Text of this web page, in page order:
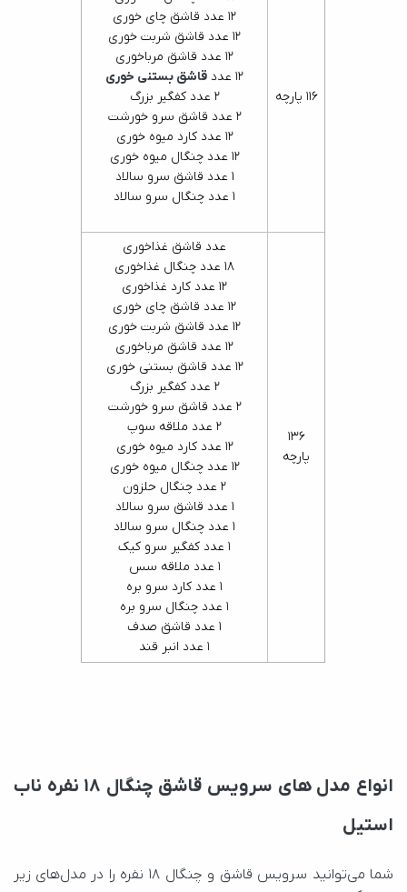
116 پارچه
12 عدد قاشق چای خوری
12 عدد قاشق شربت خوری
12 عدد قاشق مرباخوری
12 عدد
قاشق بستنی خوری
2 عدد کفگیر بزرگ
2 عدد قاشق سرو خورشت
12 عدد کارد میوه خوری
12 عدد چنگال میوه خوری
1 عدد قاشق سرو سالاد
1 عدد چنگال سرو سالاد
136
پارچه
عدد قاشق غذاخوری
18 عدد چنگال غذاخوری
12 عدد کارد غذاخوری
12 عدد قاشق چای خوری
12 عدد قاشق شربت خوری
12 عدد قاشق مرباخوری
12 عدد قاشق بستنی خوری
2 عدد کفگیر بزرگ
2 عدد قاشق سرو خورشت
2 عدد ملاقه سوپ
12 عدد کارد میوه خوری
12 عدد چنگال میوه خوری
2 عدد چنگال حلزون
1 عدد قاشق سرو سالاد
1 عدد چنگال سرو سالاد
1 عدد کفگیر سرو کیک
1 عدد ملاقه سس
1 عدد کارد سرو بره
1 عدد چنگال سرو بره
1 عدد قاشق صدف
1 عدد انبر قند
انواع مدل های سرویس قاشق چنگال ۱۸ نفره ناب
استیل